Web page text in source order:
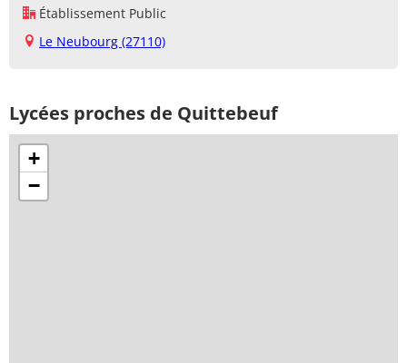
Établissement Public
Le Neubourg (27110)
Lycées proches de Quittebeuf
+
−